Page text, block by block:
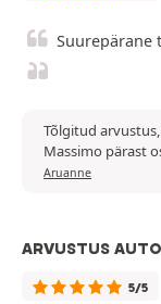
Suurepärane
Tõlgitud
Massimo pärast
Aruanne
ARVUSTUS
5/5